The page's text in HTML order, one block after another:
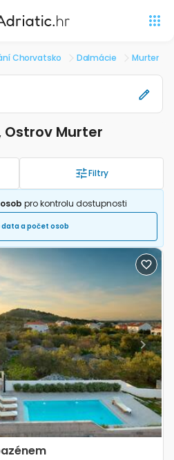
Chorvatsko Dalmácie Murter
Murter
Filtry
pro kontrolu dostupnosti
a počet osob
Next